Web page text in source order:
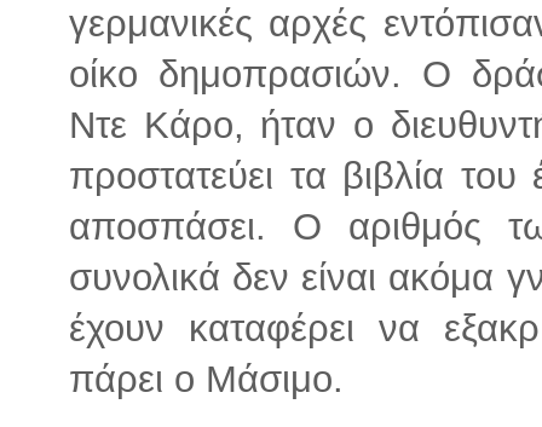
γερμανικές αρχές
οίκο δημοπρασιών. Ο
Ντε Κάρο, ήταν ο
προστατεύει τα βιβλία
αποσπάσει. Ο αριθμός
συνολικά δεν είναι ακόμα
έχουν καταφέρει να
πάρει ο Μάσιμο.